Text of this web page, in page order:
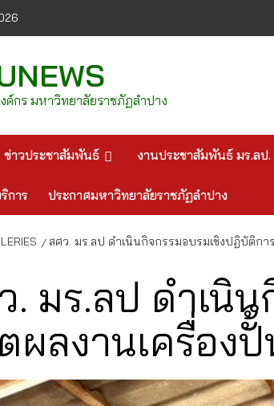
ค์กร มหาวิทยาลัยราชภัฏลำปาง
ข่าวประชาสัมพันธ์ งานประชาสัมพันธ์ มร.ลป.
การ ประกาศมหาวิทยาลัยราชภัฏลำปาง
สศว. มร.ลป ดำเนินกิจกรรมอบรมเชิงปฏิบัติก
. มร.ลป ดำเนิ
ผลงานเครื่อง